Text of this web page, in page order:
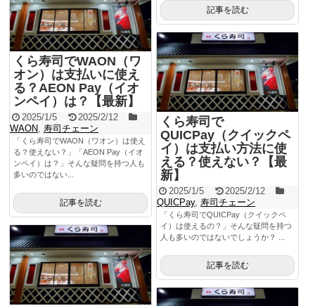
記事を読む
くら寿司でWAON（ワ
オン）は支払いに使え
る？AEON Pay（イオ
ンペイ）は？【最新】
2025/1/5
2025/2/12
WAON 寿司チェーン
「くら寿司でWAON（ワオン）は使え
る？使えない？」「AEON Pay（イオ
ンペイ）は？」そんな疑問を持つ人も
多いのではない...
記事を読む
くら寿司で
QUICPay（クイックペ
イ）は支払い方法に使
える？使えない？【最
新】
2025/1/5
2025/2/12
QUICPay,寿司チェーン
「くら寿司でQUICPay（クイックペ
イ）は使えるの？」そんな疑問を持つ
人も多いのではないでしょうか？ ...
記事を読む